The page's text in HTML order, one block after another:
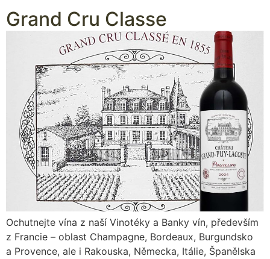
Grand Cru Classe
Ochutnejte vína z naší Vinotéky a Banky vín, především
z Francie – oblast Champagne, Bordeaux, Burgundsko
a Provence, ale i Rakouska, Německa, Itálie, Španělska